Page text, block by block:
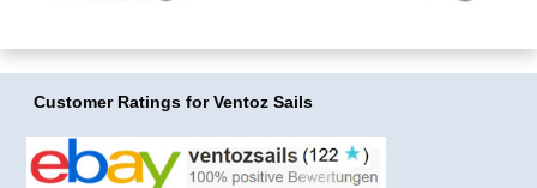
Customer Ratings for Ventoz Sails